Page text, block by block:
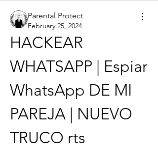
Parental Protect
February 25, 2024
HACKEAR
WHATSAPP | Espiar
WhatsApp DE MI
PAREJA | NUEVO
TRUCO rts